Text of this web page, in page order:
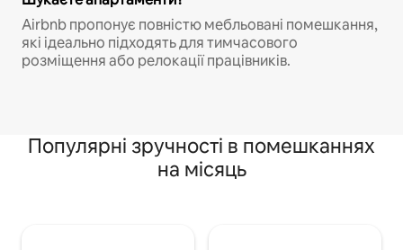
Airbnb пропонує повністю мебльовані помешкання,
які ідеально підходять для тимчасового
розміщення або релокації працівників.
Популярні зручності в помешканнях
на місяць